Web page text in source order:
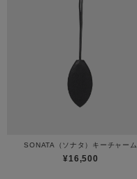
SONATA（ソナタ）キーチャーム
¥16,500